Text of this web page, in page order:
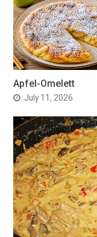
Apfel-Omelett
July 11, 2026